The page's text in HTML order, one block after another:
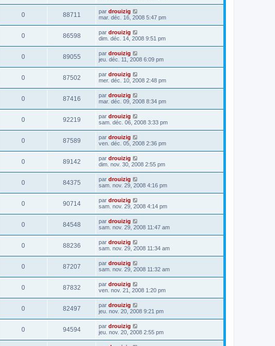
0 88711 par drouizig
mar. déc. 16, 2008 5:47 pm
0 86598 par drouizig
dim. déc. 14, 2008 9:51 pm
0 89055 par drouizig
jeu. déc. 11, 2008 6:09 pm
0 87502 par drouizig
mer. déc. 10, 2008 2:48 pm
0 87416 par drouizig
mar. déc. 09, 2008 8:34 pm
0 92219 par drouizig
sam. déc. 06, 2008 3:33 pm
0 87589 par drouizig
ven. déc. 05, 2008 2:36 pm
0 89142 par drouizig
dim. nov. 30, 2008 2:55 pm
0 84375 par drouizig
sam. nov. 29, 2008 4:16 pm
0 90714 par drouizig
sam. nov. 29, 2008 4:14 pm
0 84548 par drouizig
sam. nov. 29, 2008 11:47 am
0 88236 par drouizig
sam. nov. 29, 2008 11:34 am
0 87207 par drouizig
sam. nov. 29, 2008 11:32 am
0 87832 par drouizig
ven. nov. 21, 2008 1:20 pm
0 82497 par drouizig
jeu. nov. 20, 2008 9:21 pm
0 94594 par drouizig
jeu. nov. 20, 2008 2:55 pm